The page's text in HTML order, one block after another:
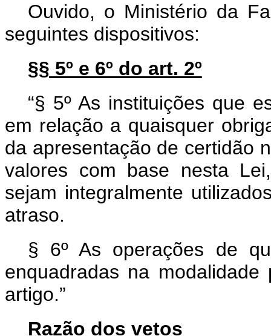
Ouvido, o Ministério da
seguintes dispositivos:
§§ 5º e 6º do art. 2º
“§ 5º As instituições que
em relação a quaisquer
da apresentação de certidão
valores com base nesta
sejam integralmente
atraso.
§ 6º As operações de
enquadradas na
artigo.”
Razão dos vetos